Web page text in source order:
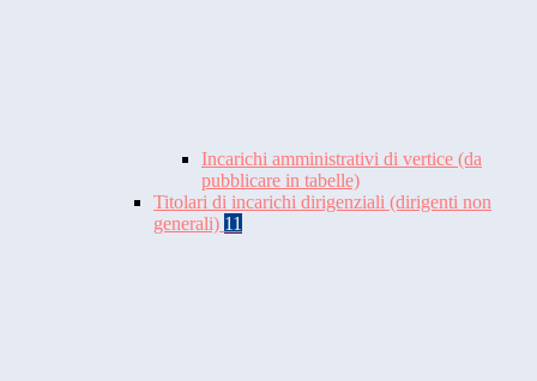
Incarichi amministrativi di vertice (da
pubblicare in tabelle)
Titolari di incarichi dirigenziali (dirigenti non
generali) 11